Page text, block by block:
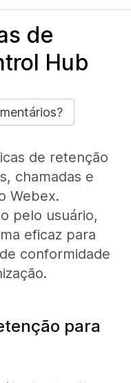
de
Hub
de retenção
chamadas e
Webex.
pelo usuário,
eficaz para
conformidade
para